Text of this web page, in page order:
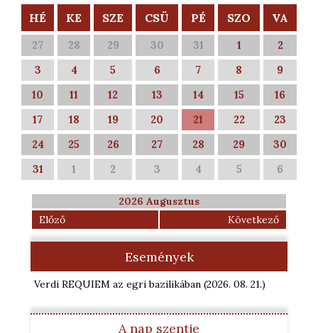
HÉ KE SZE CSÜ PÉ SZO VA
27 28 29 30 31 1
2
3
4 5 6 7 8
9
10
11 12 13 14 15
16
17
18 19 20 21 22
23
24
25 26 27 28 29
30
31
1 2 3 4 5 6
2026 Augusztus
Előző
Következő
Események
Verdi REQUIEM az egri bazilikában (2026. 08. 21.)
A nap szentje